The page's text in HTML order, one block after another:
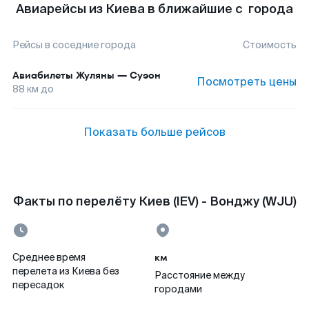
Авиарейсы из Киева в ближайшие с города
Рейсы в соседние города Стоимость
Авиабилеты Жуляны — Суэон
88 км до Посмотреть цены
Показать больше рейсов
Факты по перелёту Киев (IEV) - Вонджу (WJU)
Среднее время
перелета из Киева без
пересадок
км
Расстояние между
городами